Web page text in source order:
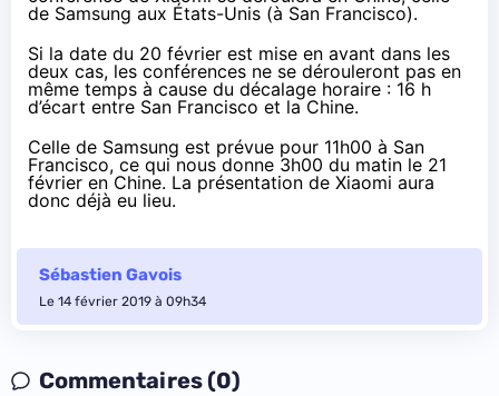
de Samsung aux États-Unis (à San Francisco).
Si la date du 20 février est mise en avant dans les
deux cas, les conférences ne se dérouleront pas en
même temps à cause du décalage horaire : 16 h
d’écart entre San Francisco et la Chine.
Celle de Samsung est prévue pour 11h00 à San
Francisco, ce qui nous donne 3h00 du matin le 21
février en Chine. La présentation de Xiaomi aura
donc déjà eu lieu.
Sébastien Gavois
Le 14 février 2019 à 09h34
Commentaires (0)